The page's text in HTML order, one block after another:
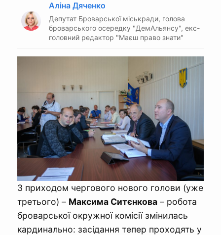
Аліна Дяченко
Депутат Броварської міськради, голова
броварського осередку "ДемАльянсу", екс-
головний редактор "Маєш право знати"
З приходом чергового нового голови (уже
третього) – Максима Ситєнкова – робота
броварської окружної комісії змінилась
кардинально: засідання тепер проходять у